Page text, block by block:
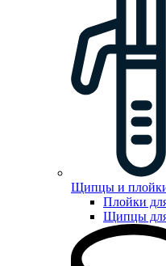
Щипцы и плойки
Плойки
Щипцы